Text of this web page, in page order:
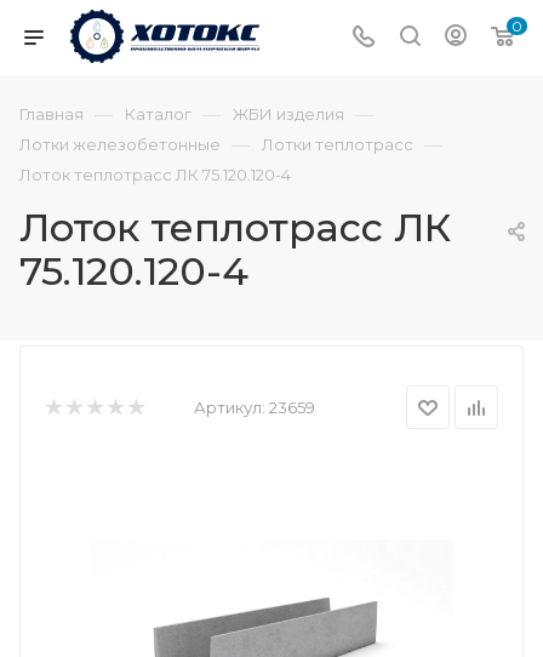
0
Главная — Каталог — ЖБИ изделия —
Лотки железобетонные — Лотки теплотрасс —
Лоток теплотрасс ЛК 75.120.120-4
Лоток теплотрасс ЛК
75.120.120-4
Артикул: 23659